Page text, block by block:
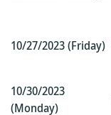
10/27/2023 (Friday)
10/30/2023
(Monday)